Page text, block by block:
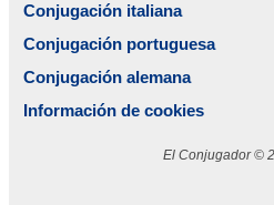
Conjugación italiana
Conjugación portuguesa
Conjugación alemana
Información de cookies
El Conjugador ©